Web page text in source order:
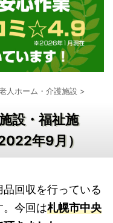
人ホーム・介護施設 >
設・福祉施
年9月）
回収を行っている
。今回は札幌市中央